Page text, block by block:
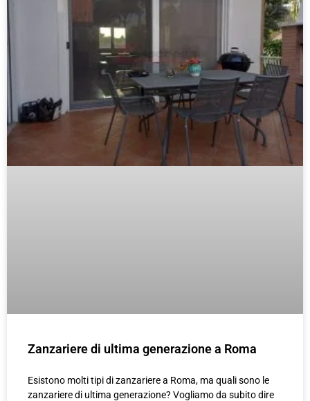
Zanzariere di ultima generazione a Roma
Esistono molti tipi di zanzariere a Roma, ma quali sono le
zanzariere di ultima generazione? Vogliamo da subito dire